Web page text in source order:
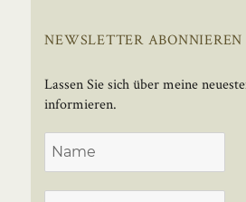
NEWSLETTER ABONNIEREN
Lassen Sie sich über meine
informieren.